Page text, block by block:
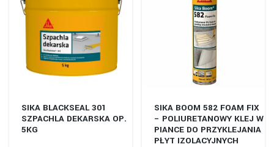
SIKA BLACKSEAL 301
SZPACHLA DEKARSKA OP.
5KG
SIKA BOOM 582 FOAM FIX
– POLIURETANOWY KLEJ W
PIANCE DO PRZYKLEJANIA
PŁYT IZOLACYJNYCH